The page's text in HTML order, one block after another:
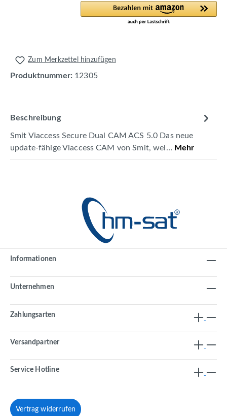
Zum Merkzettel hinzufügen
Produktnummer: 12305
Beschreibung
Smit Viaccess Secure Dual CAM ACS 5.0 Das neue
update-fähige Viaccess CAM von Smit, wel… Mehr
Informationen
Unternehmen
Zahlungsarten
Versandpartner
Service Hotline
Vertrag widerrufen